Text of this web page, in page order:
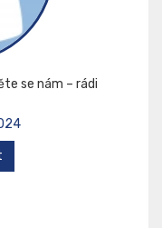
se nám – rádi